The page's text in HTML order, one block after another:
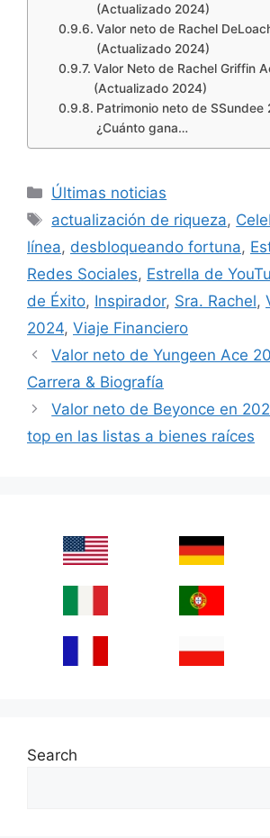
(Actualizado 2024)
Valor neto de Rachel
(Actualizado 2024)
Valor Neto de Rachel Griffin
(Actualizado 2024)
Patrimonio neto de SSundee
¿Cuánto gana…
Categories
Últimas noticias
Tags
actualización de riqueza,
línea, desbloqueando fortuna,
Redes Sociales, Estrella de
de Éxito, Inspirador, Sra. Rachel,
2024, Viaje Financiero
Valor neto de Yungeen Ace
Carrera & Biografía
Valor neto de Beyonce en
top en las listas a bienes raíces
Search